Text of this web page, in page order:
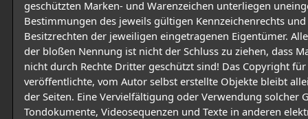
geschützten Marken- und Warenzeichen unterliegen
Bestimmungen des jeweils gültigen Kennzeichenrechts
Besitzrechten der jeweiligen eingetragenen Eigentümer.
der bloßen Nennung ist nicht der Schluss zu ziehen, dass
nicht durch Rechte Dritter geschützt sind! Das Copyright für
veröffentlichte, vom Autor selbst erstellte Objekte bleibt
der Seiten. Eine Vervielfältigung oder Verwendung solcher
Tondokumente, Videosequenzen und Texte in anderen